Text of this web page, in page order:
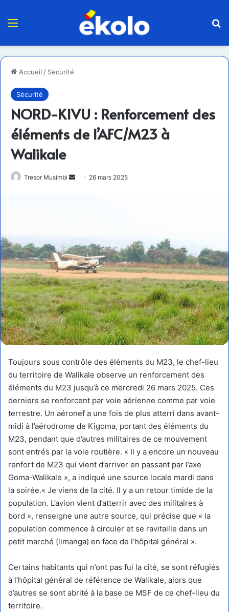
Menu
Accueil / Sécurité
Sécurité
NORD-KIVU : Renforcement des
éléments de l’AFC/M23 à
Walikale
Tresor Musimbi
Envoyer26 mars 2025
Toujours sous contrôle des éléments du M23, le chef-lieu
du territoire de Walikale observe un renforcement des
éléments du M23 jusqu’à ce mercredi 26 mars 2025. Ces
derniers se renforcent par voie aérienne comme par voie
terrestre. Un aéronef a une fois de plus atterri dans avant-
midi à l’aérodrome de Kigoma, portant des éléments du
M23, pendant que d’autres militaires de ce mouvement
sont entrés par la voie routière. « Il y a encore un nouveau
renfort de M23 qui vient d’arriver en passant par l’axe
Goma-Walikale », a indiqué une source locale mardi dans
la soirée.« Je viens de la cité. Il y a un retour timide de la
population. L’avion vient d’atterrir avec des militaires à
bord », renseigne une autre source, qui précise que « la
population commence à circuler et se ravitaille dans un
petit marché (limanga) en face de l’hôpital général ».
Certains habitants qui n’ont pas fui la cité, se sont réfugiés
à l’hôpital général de référence de Walikale, alors que
d’autres se sont abrité à la base de MSF de ce chef-lieu du
territoire.